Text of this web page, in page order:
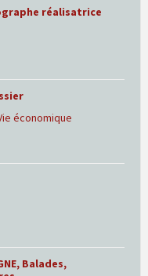
réalisatrice
économique
Balades,